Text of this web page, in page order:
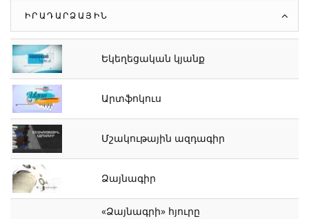
ԻՐԱԴԱՐՁԱՅԻՆ
Եկեղեցական կյանք
Արտֆոկուս
Մշակութային ազդագիր
Ձայնագիր
«Ձայնագրի» հյուրը